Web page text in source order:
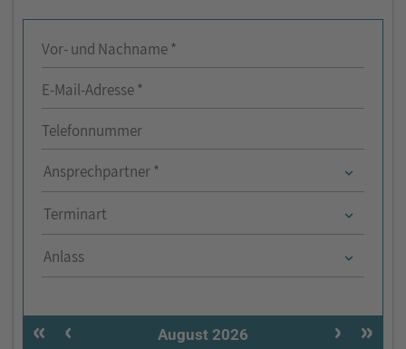
Vor- und Nachname *
E-Mail-Adresse *
Telefonnummer
Ansprechpartner *
Terminart
Anlass
« ‹ August 2026 › »